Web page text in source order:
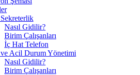
Nasıl Gidilir?
Birim Çalışanları
İç Hat Telefon
Acil Durum Yönetimi
Nasıl Gidilir?
Birim Çalışanları